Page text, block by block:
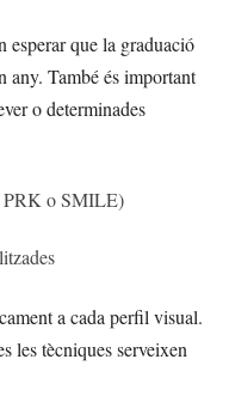
esperar que la graduació
any. També és important
o determinades
PRK o SMILE)
a cada perfil visual.
les tècniques serveixen